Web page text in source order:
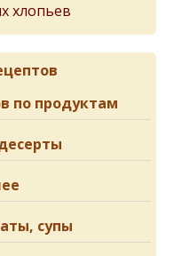
хлопьев
по продуктам
супы